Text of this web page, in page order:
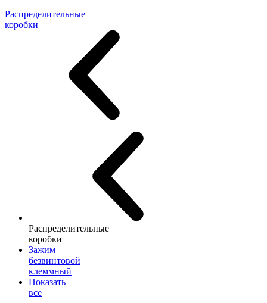
Распределительные
коробки
Распределительные
коробки
Зажим
безвинтовой
клеммный
Показать
все